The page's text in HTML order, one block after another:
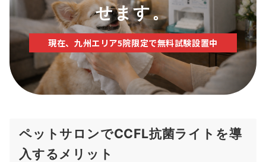
せます。
現在、九州エリア5院限定で無料試験設置中
ペットサロンでCCFL抗菌ライトを導
入するメリット